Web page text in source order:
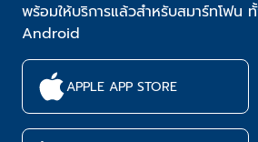
พร้อมให้บริการแล้วสำหรับสมาร์ทโฟน
Android
APPLE APP STORE